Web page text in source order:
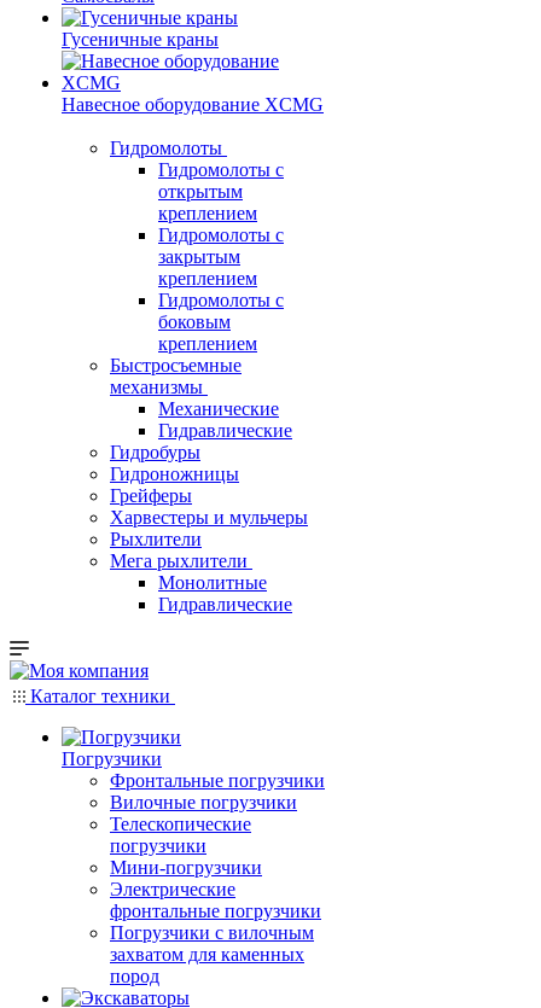
Гусеничные краны
Навесное оборудование XCMG
Гидромолоты
Гидромолоты с
открытым
креплением
Гидромолоты с
закрытым
креплением
Гидромолоты с
боковым
креплением
Быстросъемные
механизмы
Механические
Гидравлические
Гидробуры
Гидроножницы
Грейферы
Харвестеры и мульчеры
Рыхлители
Мега рыхлители
Монолитные
Гидравлические
Каталог техники
Погрузчики
Фронтальные погрузчики
Вилочные погрузчики
Телескопические
погрузчики
Мини-погрузчики
Электрические
фронтальные погрузчики
Погрузчики с вилочным
захватом для каменных
пород